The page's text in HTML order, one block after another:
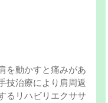
を動かすと痛みがあ
技治療により肩周返
るリハビリエクササ